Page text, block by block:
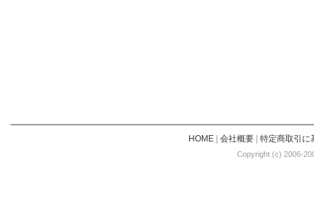
HOME| 会社概要| 特定商取引に
Copyright (c) 2006-